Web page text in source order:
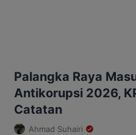
Palangka Raya
Antikorupsi 2026,
Catatan
Ahmad Suhairi